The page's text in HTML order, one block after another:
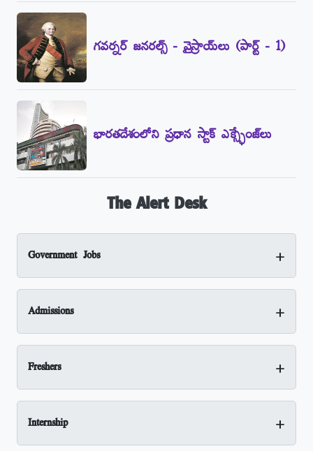
గవర్నర్‌ జనరల్స్‌ - వైస్రాయ్‌లు (పార్ట్‌ - 1)
భారతదేశంలోని ప్రధాన స్టాక్‌ ఎక్స్ఛేంజ్‌లు
The Alert Desk
Government Jobs +
Admissions +
Freshers +
Internship +